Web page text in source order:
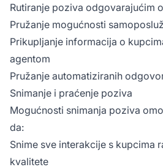
Rutiranje poziva odgovarajućim
Pružanje mogućnosti
Prikupljanje informacija o
agentom
Pružanje automatiziranih
Snimanje i praćenje poziva
Mogućnosti snimanja poziva
da:
Snime sve interakcije s kupcima
kvalitete